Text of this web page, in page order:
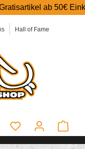
Hall of Fame
50€ Einkaufswert